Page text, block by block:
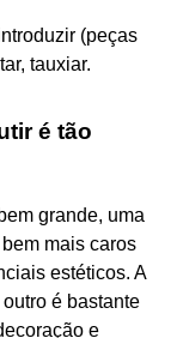
(peças
tauxiar.
é tão
grande, uma
mais caros
estéticos. A
é bastante
e